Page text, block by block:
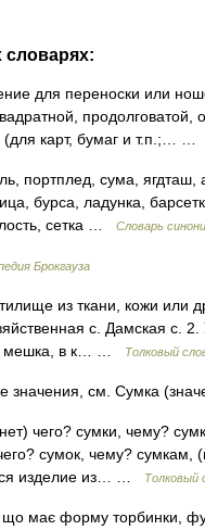
для переноски или
(для карт, бумаг и т.п.;… …
портплед, сума, ягдташ,
бурса, ладунка,
сетка …
Словарь
Брокгауза
из ткани, кожи или
с. Дамская с. 2.
мешка, в к… …
Толковый
значения, см. Сумка
чего? сумки, чему?
сумок, чему? сумкам,
изделие из… …
Толковый
що має форму торбинки,